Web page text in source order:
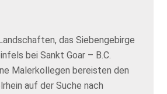
das Siebengebirge
bei Sankt Goar – B.C.
Malerkollegen bereisten den
auf der Suche nach